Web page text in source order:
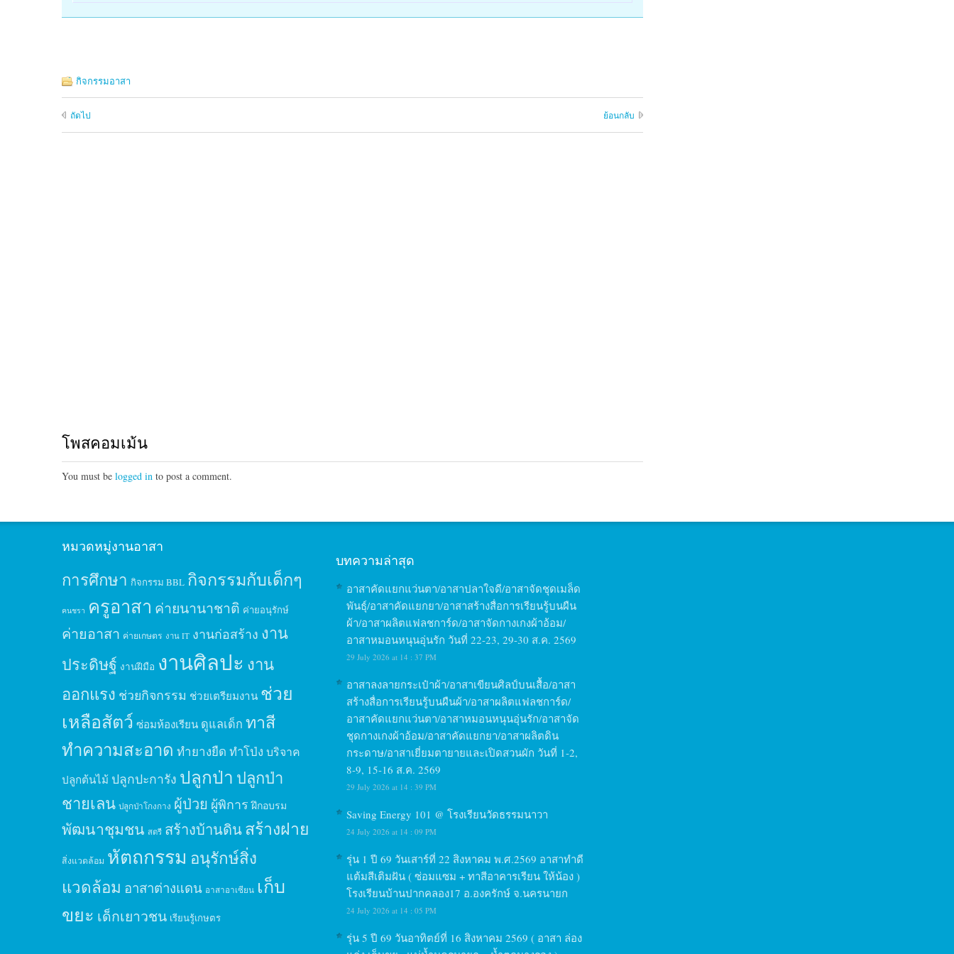
กิจกรรมอาสา
ถัดไป ย้อนกลับ
โพสคอมเม้น
You must be logged in to post a comment.
หมวดหมู่งานอาสา
การศึกษา กิจกรรม BBL กิจกรรมกับเด็กๆ
คนชรา ครูอาสา ค่ายนานาชาติ ค่ายอนุรักษ์
ค่ายอาสา ค่ายเกษตร งาน IT งานก่อสร้าง งาน
ประดิษฐ์ งานฝีมือ งานศิลปะ งาน
ออกแรง ช่วยกิจกรรม ช่วยเตรียมงาน ช่วย
เหลือสัตว์ ซ่อมห้องเรียน ดูแลเด็ก ทาสี
ทำความสะอาด ทำยางยืด ทำโป่ง บริจาค
ปลูกต้นไม้ ปลูกปะการัง ปลูกป่า ปลูกป่า
ชายเลน ปลูกป่าโกงกาง ผู้ป่วย ผู้พิการ ฝึกอบรม
พัฒนาชุมชน สตรี สร้างบ้านดินสร้างฝาย
สิ่งแวดล้อม หัตถกรรม อนุรักษ์สิ่ง
แวดล้อม อาสาต่างแดน อาสาอาเซียน เก็บ
ขยะ เด็กเยาวชน เรียนรู้เกษตร
บทความล่าสุด
อาสาคัดแยกแว่นตา/อาสาปลาใจดี/อาสาจัดชุดเมล็ด
พันธุ์/อาสาคัดแยกยา/อาสาสร้างสื่อการเรียนรู้บนผืน
ผ้า/อาสาผลิตแฟลชการ์ด/อาสาจัดกางเกงผ้าอ้อม/
อาสาหมอนหนุนอุ่นรัก วันที่ 22-23, 29-30 ส.ค. 2569
29 July 2026 at 14 : 37 PM
อาสาลงลายกระเป๋าผ้า/อาสาเขียนศิลป์บนเสื้อ/อาสา
สร้างสื่อการเรียนรู้บนผืนผ้า/อาสาผลิตแฟลชการ์ด/
อาสาคัดแยกแว่นตา/อาสาหมอนหนุนอุ่นรัก/อาสาจัด
ชุดกางเกงผ้าอ้อม/อาสาคัดแยกยา/อาสาผลิตดิน
กระดาษ/อาสาเยี่ยมตายายและเปิดสวนผัก วันที่ 1-2,
8-9, 15-16 ส.ค. 2569
29 July 2026 at 14 : 39 PM
Saving Energy 101 @ โรงเรียนวัดธรรมนาวา
24 July 2026 at 14 : 09 PM
รุ่น 1 ปี 69 วันเสาร์ที่ 22 สิงหาคม พ.ศ.2569 อาสาทำดี
แต้มสีเติมฝัน ( ซ่อมแซม + ทาสีอาคารเรียน ให้น้อง )
โรงเรียนบ้านปากคลอง17 อ.องครักษ์ จ.นครนายก
24 July 2026 at 14 : 05 PM
รุ่น 5 ปี 69 วันอาทิตย์ที่ 16 สิงหาคม 2569 ( อาสา ล่อง